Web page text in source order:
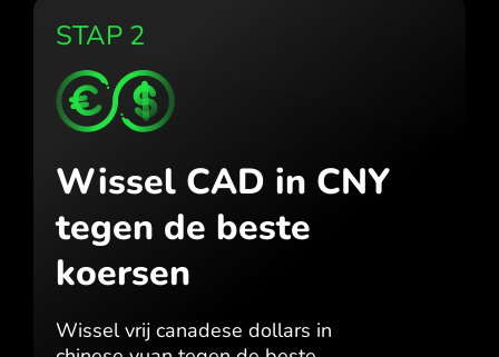
STAP 2
Wissel CAD in CNY
tegen de beste
koersen
Wissel vrij canadese dollars in